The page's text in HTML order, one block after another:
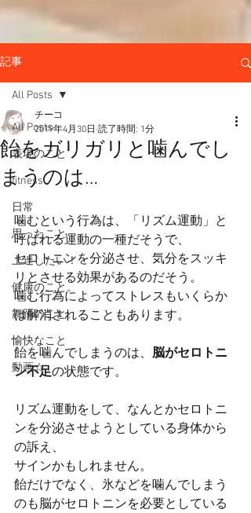
記事
All Posts
表現のこと
fitness
日常
思ったこと
上達したい！
健康のこと。
舞踊のこと。
愉快なこと
動画☆
All Posts
飴をガリガリと噛んでし
まうのは…
チーコ
2019年4月30日 読了時間: 1分
噛むという行為は、「リズム運動」と
呼ばれる運動の一種だそうで、
セロトニンを分泌させ、気分をスッキ
リとさせる効果があるのだそう。
噛む行為によってストレスもいくらか
は解消されることもあります。
飴を噛んでしまうのは、 脳がセロトニ
ン不足の状態です。
リズム運動をして、なんとかセロトニ
ンを分泌させようとしている身体から
の訴え、
サインかもしれません。
飴だけでなく、氷などを噛んでしまう
のも脳がセロトニンを必要としている